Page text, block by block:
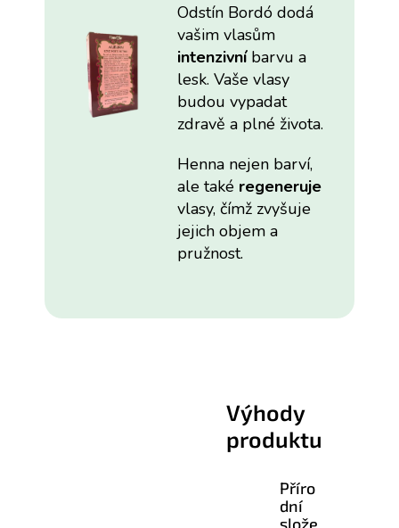
Odstín Bordó dodá
vašim vlasům
intenzivníbarvu a
lesk. Vaše vlasy
budou vypadat
zdravě a plné života.
Henna nejen barví,
ale také regeneruje
vlasy, čímž zvyšuje
jejich objem a
pružnost.
Výhody
produktu
Příro
dní
slože